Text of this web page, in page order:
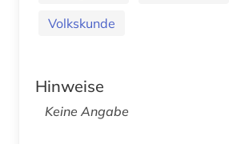
Volkskunde
Hinweise
Keine Angabe